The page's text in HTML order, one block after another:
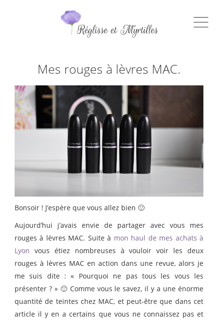
Mes rouges à lèvres MAC.
Bonsoir ! J’espère que vous allez bien 🙂
Aujourd’hui j’avais envie de partager avec vous mes
rouges à lèvres MAC. Suite à mon haul de mes achats à
Lyon vous étiez nombreuses à vouloir voir les deux
rouges à lèvres MAC en action dans une revue, alors je
me suis dite : « Pourquoi ne pas tous les vous les
présenter ? » 🙂 Comme vous le savez, il y a une énorme
quantité de teintes chez MAC, et peut-être que dans cet
article il y en a certains que vous ne connaissez pas et